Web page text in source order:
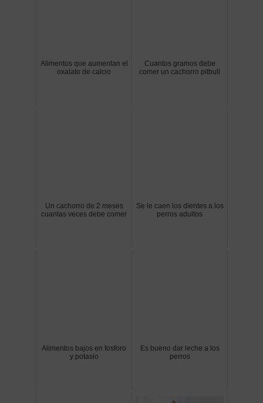
Alimentos que aumentan el
oxalato de calcio
Cuantos gramos debe
comer un cachorro pitbull
Un cachorro de 2 meses
cuantas veces debe comer
Se le caen los dientes a los
perros adultos
Alimentos bajos en fosforo
y potasio
Es bueno dar leche a los
perros